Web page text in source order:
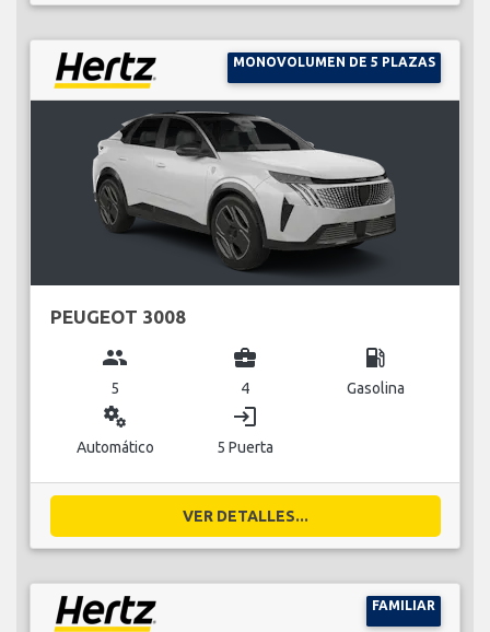
MONOVOLUMEN DE 5 PLAZAS
PEUGEOT 3008
group
5
business_center
4
local_gas_station
Gasolina
miscellaneous_services
Automático
login
5 Puerta
VER DETALLES...
FAMILIAR